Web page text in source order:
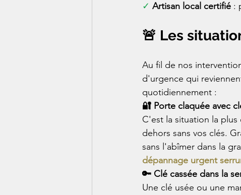
✓ Artisan local certifié :
🚨 Les
Au fil de nos
d'urgence qui
quotidiennement :
🔐 Porte claquée avec
C'est la situation la
dehors sans vos clés.
sans l'abîmer dans la
dépannage urgent
🔑 Clé cassée dans la
Une clé usée ou une